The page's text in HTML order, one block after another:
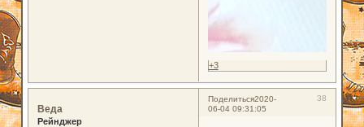
+3
Поделиться 38
2020-
06-04 09:31:05
Веда
Рейнджер